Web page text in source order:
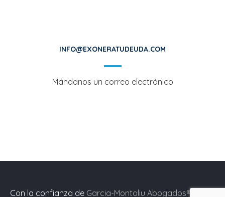
INFO@EXONERATUDEUDA.COM
Mándanos un correo electrónico
Con la confianza de Garcia-Montoliu Abogados®